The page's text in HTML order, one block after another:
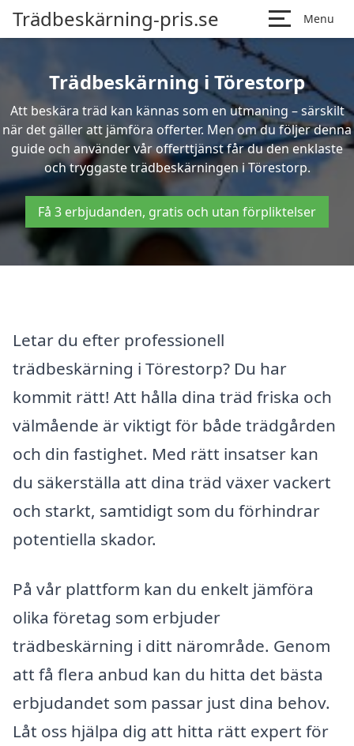
Trädbeskärning-pris.se Menu
Trädbeskärning i Törestorp
Att beskära träd kan kännas som en utmaning – särskilt
när det gäller att jämföra offerter. Men om du följer denna
guide och använder vår offerttjänst får du den enklaste
och tryggaste trädbeskärningen i Törestorp.
Få 3 erbjudanden, gratis och utan förpliktelser
Letar du efter professionell
trädbeskärning i Törestorp? Du har
kommit rätt! Att hålla dina träd friska och
välmående är viktigt för både trädgården
och din fastighet. Med rätt insatser kan
du säkerställa att dina träd växer vackert
och starkt, samtidigt som du förhindrar
potentiella skador.
På vår plattform kan du enkelt jämföra
olika företag som erbjuder
trädbeskärning i ditt närområde. Genom
att få flera anbud kan du hitta det bästa
erbjudandet som passar just dina behov.
Låt oss hjälpa dig att hitta rätt expert för